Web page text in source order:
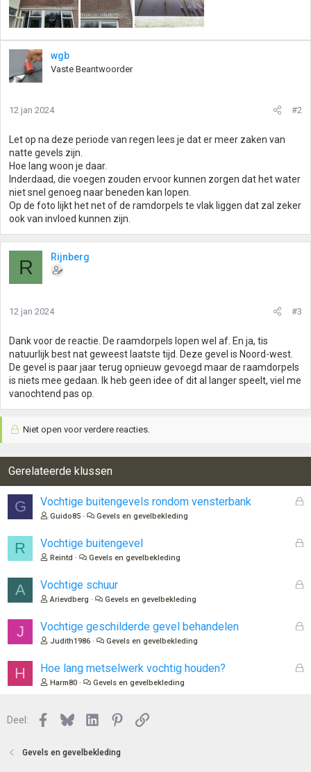
wgb
Vaste Beantwoorder
12 jan 2024 #2
Let op na deze periode van regen lees je dat er meer zaken van
natte gevels zijn.
Hoe lang woon je daar.
Inderdaad, die voegen zouden ervoor kunnen zorgen dat het water
niet snel genoeg naar beneden kan lopen.
Op de foto lijkt het net of de ramdorpels te vlak liggen dat zal zeker
ook van invloed kunnen zijn.
R Rijnberg
12 jan 2024 #3
Dank voor de reactie. De raamdorpels lopen wel af. En ja, tis
natuurlijk best nat geweest laatste tijd. Deze gevel is Noord-west.
De gevel is paar jaar terug opnieuw gevoegd maar de raamdorpels
is niets mee gedaan. Ik heb geen idee of dit al langer speelt, viel me
vanochtend pas op.
Niet open voor verdere reacties.
Gerelateerde klussen
G
G
n
Vochtige buitengevels rondom vensterbank
Guido85 Gevels en gevelbekleding
R
G
n
Vochtige buitengevel
Reintd Gevels en gevelbekleding
A
G
n
Vochtige schuur
Arievdberg Gevels en gevelbekleding
J
G
Vochtige geschilderde gevel behandelen
Judith1986 Gevels en gevelbekleding
H
G
Hoe lang metselwerk vochtig houden?
Harm80 Gevels en gevelbekleding
Deel: Facebook
BlueskyLinkedInPinterest
Link
Gevels en gevelbekleding